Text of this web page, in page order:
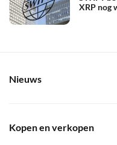
XRP nog
Nieuws
Kopen en verkopen